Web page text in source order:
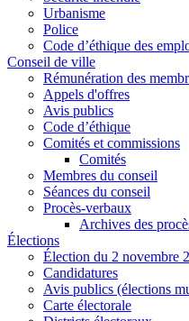
Urbanisme
Police
Code d’éthique des
Conseil de ville
Rémunération des
Appels d'offres
Avis publics
Code d’éthique
Comités et commissions
Comités
Membres du conseil
Séances du conseil
Procès-verbaux
Archives des
Élections
Élection du 2 novembre
Candidatures
Avis publics (élections
Carte électorale